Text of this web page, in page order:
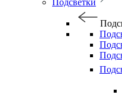
Подсветки